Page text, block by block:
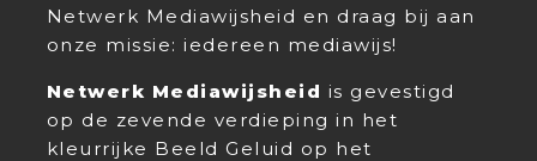
Netwerk Mediawijsheid en draag bij aan
onze missie: iedereen mediawijs!
Netwerk Mediawijsheid is gevestigd
op de zevende verdieping in het
kleurrijke Beeld Geluid op het